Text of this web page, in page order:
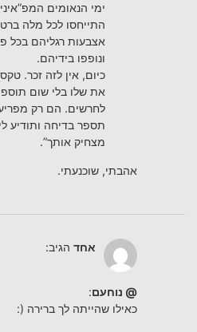
ימי הנאומים
התייחסו לכל מלה
אצבעות רגליהם בכל
ונופפו בידיהם.
כיום, אין לזה זכר.
את שלו בלי שום
לחרשים. הם רק
תספר בדיחה ותודיע
מצחיק אותך”.
אהבתי, שוכנעתי.
אחד הגיב:
@ נוחעם:
כאילו שהייתה לך ברירה (: